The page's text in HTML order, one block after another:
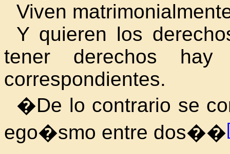
Viven
Y quieren los
tener derechos
correspondientes.
�De lo contrario se
ego�smo entre dos��